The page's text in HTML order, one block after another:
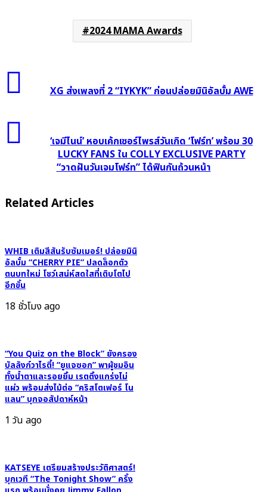
2024 MAMA Awards
ส่ง
“IYKYK” ก่อน
ปล่อย
อัลบั้ม AWE
XG ส่งเพลงที่ 2 “IYKYK” ก่อนปล่อยมินิอัลบั้ม AWE
มี
ไนน์’
หอบ
เซอร์ไพรส์
วัน
พร้อม 30
LUCKY
EXCLUSIVE
ฝัน
วัน
เจม
โฟร์ท”
หน้า
‘เจมีไนน์’ หอบเค้กเซอร์ไพรส์วันเกิด ‘โฟร์ท’ พร้อม 30
LUCKY FANS ใน COLLY EXCLUSIVE PARTY
“วาดฝันวันเจมโฟร์ท” ได้ฟินกันถ้วนหน้า
Related Articles
WHIB เติมสีสันรับซัมเมอร์! ปล่อยมินิ
อัลบั้ม “CHERRY PIE” ปลดล็อกตัว
ตนบทใหม่ โชว์เสน่ห์สดใสที่เติบโตไป
อีกขั้น
18 ชั่วโมง ago
“You Quiz on the Block” ยังครอง
บัลลังก์วาไรตี้! “ยูแจซอก” พาผู้ชมอิน
ทั้งน้ำตาและรอยยิ้ม เรตติ้งแกร่งไม่
แผ่ว พร้อมส่งไม้ต่อ “คริสโตเฟอร์ โน
แลน” บุกจอสัปดาห์หน้า
1 วัน ago
KATSEYE เตรียมสร้างประวัติศาสตร์!
บุกเวที “The Tonight Show” ครั้ง